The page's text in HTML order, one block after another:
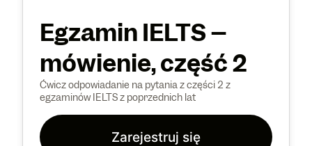
Egzamin IELTS –
mówienie, część 2
Ćwicz odpowiadanie na pytania z części 2 z
egzaminów IELTS z poprzednich lat
Zarejestruj się